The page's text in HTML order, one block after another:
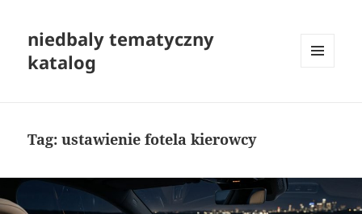
niedbaly tematyczny
katalog
Tag:ustawienie fotela kierowcy